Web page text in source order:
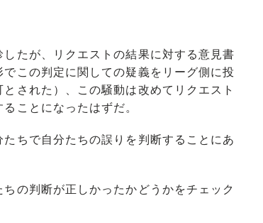
たが、リクエストの結果に対する意見書
この判定に関しての疑義をリーグ側に投
された）、この騒動は改めてリクエスト
ことになったはずだ。
ちで自分たちの誤りを判断することにあ
の判断が正しかったかどうかをチェック